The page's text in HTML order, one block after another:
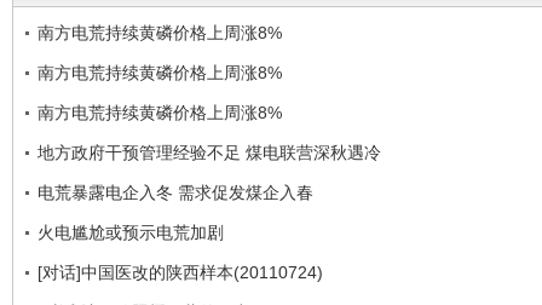
南方电荒持续黄磷价格上周涨8%
南方电荒持续黄磷价格上周涨8%
南方电荒持续黄磷价格上周涨8%
地方政府干预管理经验不足 煤电联营深秋遇冷
电荒暴露电企入冬 需求促发煤企入春
火电尴尬或预示电荒加剧
[对话]中国医改的陕西样本(20110724)